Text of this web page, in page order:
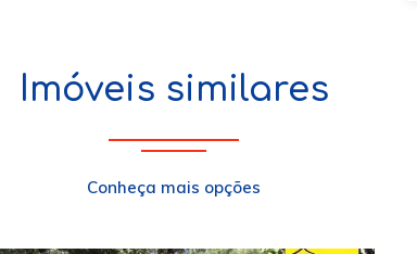
Imóveis similares
Conheça mais opções